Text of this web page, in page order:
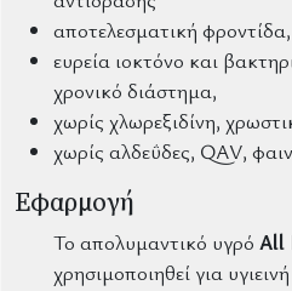
αποτελεσματική
ευρεία ιοκτόνο και
χρονικό διάστημα,
χωρίς χλωρεξιδίνη,
χωρίς αλδεΰδες, QAV,
Εφαρμογή
Το απολυμαντικό υγρό All
χρησιμοποιηθεί για